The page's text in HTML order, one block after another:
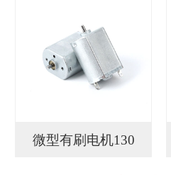
微型有刷电机130